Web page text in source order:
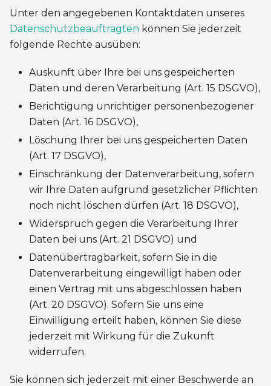
Unter den angegebenen Kontaktdaten unseres
Datenschutzbeauftragten können Sie jederzeit
folgende Rechte ausüben:
Auskunft über Ihre bei uns gespeicherten
Daten und deren Verarbeitung (Art. 15 DSGVO),
Berichtigung unrichtiger personenbezogener
Daten (Art. 16 DSGVO),
Löschung Ihrer bei uns gespeicherten Daten
(Art. 17 DSGVO),
Einschränkung der Datenverarbeitung, sofern
wir Ihre Daten aufgrund gesetzlicher Pflichten
noch nicht löschen dürfen (Art. 18 DSGVO),
Widerspruch gegen die Verarbeitung Ihrer
Daten bei uns (Art. 21 DSGVO) und
Datenübertragbarkeit, sofern Sie in die
Datenverarbeitung eingewilligt haben oder
einen Vertrag mit uns abgeschlossen haben
(Art. 20 DSGVO). Sofern Sie uns eine
Einwilligung erteilt haben, können Sie diese
jederzeit mit Wirkung für die Zukunft
widerrufen.
Sie können sich jederzeit mit einer Beschwerde an